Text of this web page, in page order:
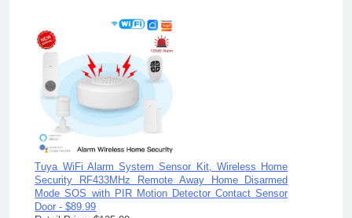
WiFi Smart CO Gas Sensor Carbon Monoxide Leakage
Fire Security Detector, with US Plug - $41.99
Retail Price: $58.79
You Save: $16.80